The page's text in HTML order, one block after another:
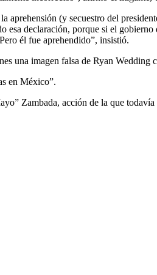
(y secuestro del
esa declaración, porque si el
él fue aprehendido”, insistió.
una imagen falsa de Ryan
en México”.
Zambada, acción de la que